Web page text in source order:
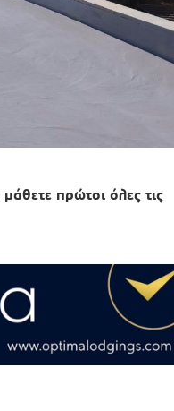
μάθετε πρώτοι όλες τις